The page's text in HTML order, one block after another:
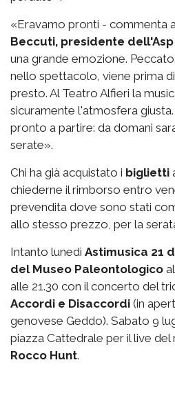
«Eravamo pronti - commenta
Beccuti, presidente dell'Asp
una grande emozione.
nello spettacolo, viene prima
presto. Al Teatro Alfieri la
sicuramente l'atmosfera
pronto a partire: da domani
serate».
Chi ha già acquistato i biglietti
chiederne il rimborso entro
prevendita dove sono stati
allo stesso prezzo, per la
Intanto lunedì Astimusica 21
del Museo Paleontologico
alle 21.30 con il concerto del
Accordi e Disaccordi (in
genovese Geddo). Sabato 9
piazza Cattedrale per il live
Rocco Hunt.